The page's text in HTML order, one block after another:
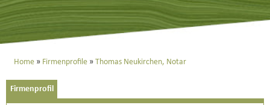
Home Firmenprofile Thomas Neukirchen, Notar
Firmenprofil